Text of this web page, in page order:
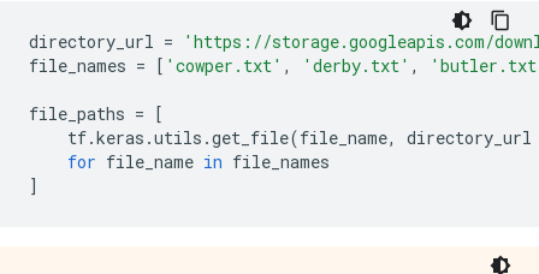
directory_url =
'https://storage.googleapis.com/
file_names = [ 'cowper.txt' , 'derby.txt' ,
file_paths = [
tf.keras .utils .get_file(file_name,
directory_url
for file_name in file_names
]